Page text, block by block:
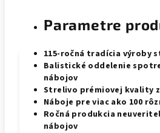
Parametre
115-ročná tradícia výroby
Balistické oddelenie
nábojov
Strelivo prémiovej kvality
Náboje pre viac ako 100
Ročná produkcia
nábojov